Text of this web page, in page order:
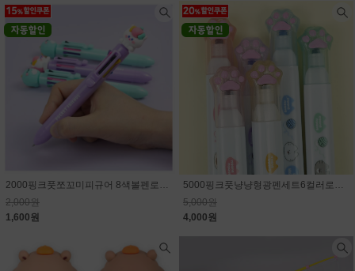
2000핑크풋쪼꼬미피규어 8색볼펜로그인시 15% 할인된 가격
2,000원
1,600원
5000핑크풋냥냥형광펜세트6컬러로그인시 20% 할인된 가격
5,000원
4,000원